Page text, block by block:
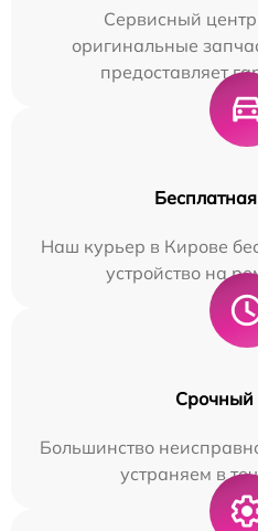
Сервисный
оригинальные
предоставляет
Наш курьер в Кирове
устройство на
Срочный
Большинство
устраняем в